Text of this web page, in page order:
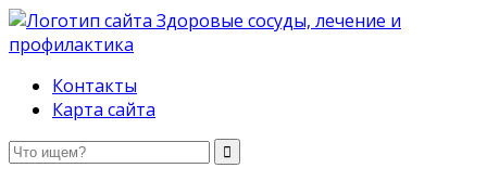
Здоровые сосуды, лечение и профилактика
Контакты
Карта сайта